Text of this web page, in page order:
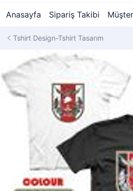
Anasayfa Sipariş Takibi
Tshirt Design-Tshirt Tasarım